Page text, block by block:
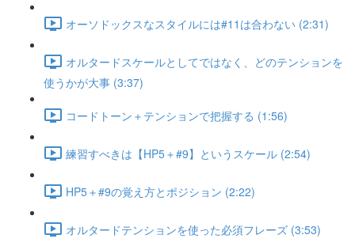
オーソドックスなスタイルには#11は合わない (2:31)
オルタードスケールとしてではなく、どのテンションを
使うかが大事 (3:37)
コードトーン＋テンションで把握する (1:56)
練習すべきは【HP5＋#9】というスケール (2:54)
HP5＋#9の覚え方とポジション (2:22)
オルタードテンションを使った必須フレーズ (3:53)